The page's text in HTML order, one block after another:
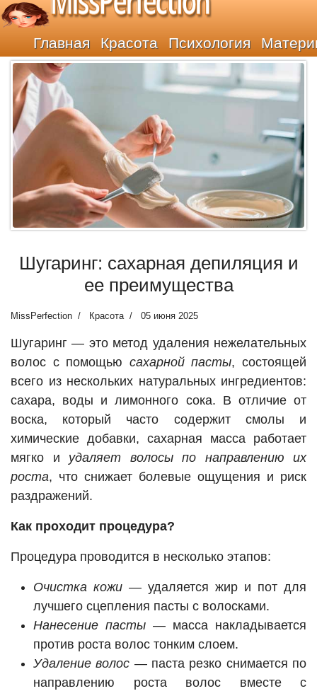
Главная Красота Психология
Шугаринг: сахарная депиляция и
ее преимущества
MissPerfection Красота 05 июня 2025
Шугаринг — это метод удаления нежелательных
волос с помощью сахарной пасты, состоящей
всего из нескольких натуральных ингредиентов:
сахара, воды и лимонного сока. В отличие от
воска, который часто содержит смолы и
химические добавки, сахарная масса работает
мягко и удаляет волосы по направлению их
роста, что снижает болевые ощущения и риск
раздражений.
Как проходит процедура?
Процедура проводится в несколько этапов:
Очистка кожи — удаляется жир и пот для
лучшего сцепления пасты с волосками.
Нанесение пасты — масса накладывается
против роста волос тонким слоем.
Удаление волос — паста резко снимается по
направлению роста волос вместе с